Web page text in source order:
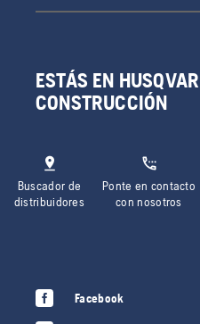
ESTÁS EN
CONSTRUCCIÓN
Buscador de
distribuidores
Ponte en contacto
con nosotros
Facebook